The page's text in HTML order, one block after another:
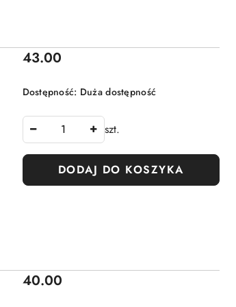
Cena:
43.00
Dostępność: Duża dostępność
szt.
DODAJ DO KOSZYKA
Cena:
40.00